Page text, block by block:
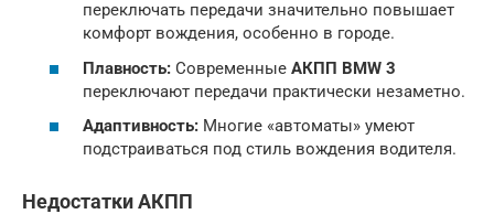
переключать передачи значительно повышает
комфорт вождения, особенно в городе.
Плавность: Современные АКПП BMW 3
переключают передачи практически незаметно.
Адаптивность: Многие «автоматы» умеют
подстраиваться под стиль вождения водителя.
Недостатки АКПП